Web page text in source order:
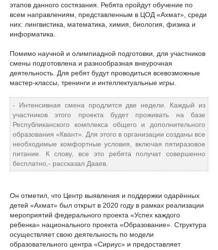
этапов данного состязания. Ребята пройдут обучение по
всем направлениям, представленным в ЦОД «Ахмат», среди
них: лингвистика, математика, химия, биология, физика и
информатика.
Помимо научной и олимпиадной подготовки, для участников
смены подготовлена и разнообразная внеурочная
деятельность. Для ребят будут проводиться всевозможные
мастер-классы, тренинги и интеллектуальные игры.
- Интенсивная смена продлится две недели. Каждый из
участников этого проекта будет проживать на базе
Республиканского комплекса общего и дополнительного
образования «Квант». Для этого в организации созданы все
необходимые комфортные условия, включая пятиразовое
питание. К слову, все это ребята получат совершенно
бесплатно,- рассказал Дааев.
Он отметил, что Центр выявления и поддержки одарённых
детей «Ахмат» был открыт в 2020 году в рамках реализации
мероприятий федерального проекта «Успех каждого
ребенка» национального проекта «Образование». Структура
осуществляет свою деятельность по модели
образовательного центра «Сириус» и предоставляет